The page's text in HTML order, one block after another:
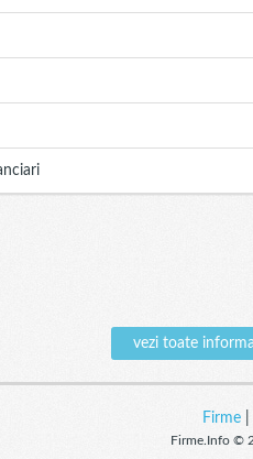
vezi toate
Firme|
Firme.Info ©